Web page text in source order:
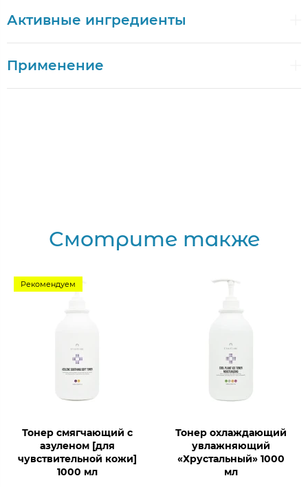
Активные ингредиенты
Применение
Смотрите также
Рекомендуем
Тонер смягчающий с
азуленом [для
чувствительной кожи]
1000 мл
Тонер охлаждающий
увлажняющий
«Хрустальный» 1000
мл